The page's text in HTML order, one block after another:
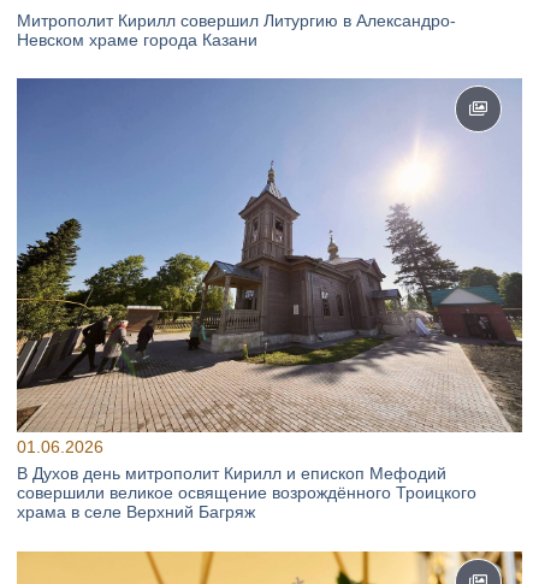
Митрополит Кирилл совершил Литургию в Александро-
Невском храме города Казани
01.06.2026
В Духов день митрополит Кирилл и епископ Мефодий
совершили великое освящение возрождённого Троицкого
храма в селе Верхний Багряж